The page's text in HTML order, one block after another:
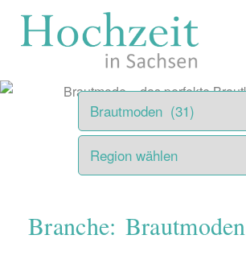
Inhalt
Branche: Brautmoden